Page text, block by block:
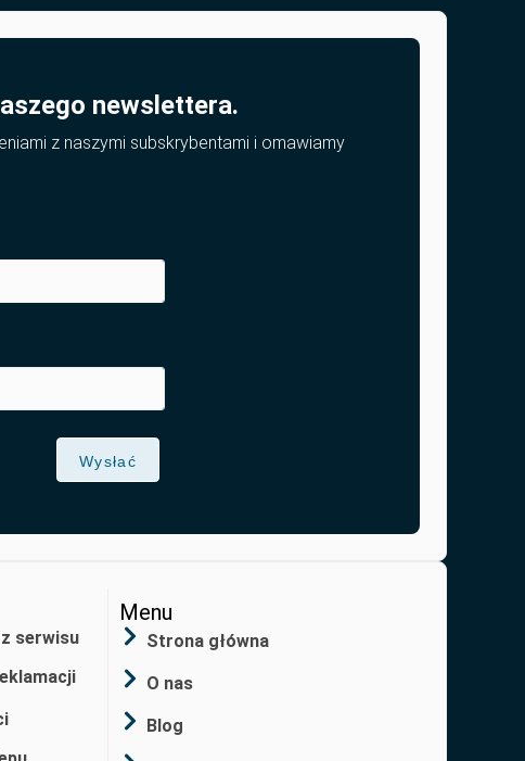
newslettera.
z naszymi subskrybentami i omawiamy
Wysłać
serwisu
Menu
Strona główna
O nas
Blog